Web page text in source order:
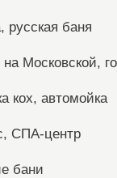
русская баня
на Московской,
кох, автомойка
СПА-центр
бани